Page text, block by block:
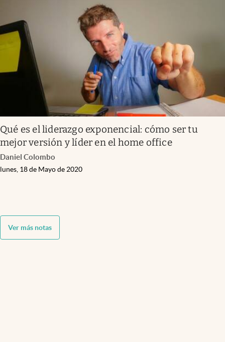
Qué es el liderazgo exponencial: cómo ser tu
mejor versión y líder en el home office
Daniel Colombo
lunes, 18 de Mayo de 2020
Ver más notas